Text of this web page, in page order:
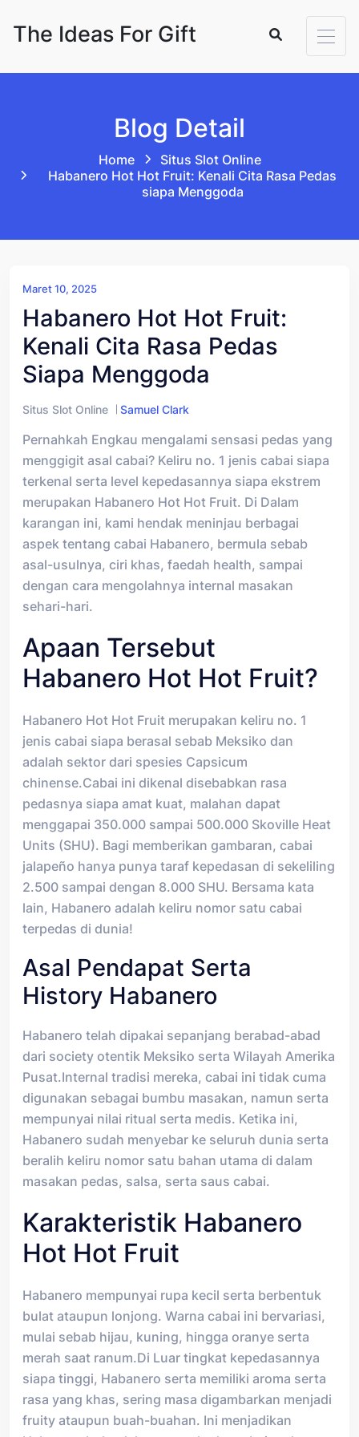
The Ideas For Gift
Blog Detail
Home
Situs Slot Online
Habanero Hot Hot Fruit: Kenali Cita Rasa Pedas
siapa Menggoda
Maret 10, 2025
Habanero Hot Hot Fruit:
Kenali Cita Rasa Pedas
Siapa Menggoda
Situs Slot Online Samuel Clark
Pernahkah Engkau mengalami sensasi pedas yang
menggigit asal cabai? Keliru no. 1 jenis cabai siapa
terkenal serta level kepedasannya siapa ekstrem
merupakan Habanero Hot Hot Fruit. Di Dalam
karangan ini, kami hendak meninjau berbagai
aspek tentang cabai Habanero, bermula sebab
asal-usulnya, ciri khas, faedah health, sampai
dengan cara mengolahnya internal masakan
sehari-hari.
Apaan Tersebut
Habanero Hot Hot Fruit?
Habanero Hot Hot Fruit merupakan keliru no. 1
jenis cabai siapa berasal sebab Meksiko dan
adalah sektor dari spesies Capsicum
chinense.Cabai ini dikenal disebabkan rasa
pedasnya siapa amat kuat, malahan dapat
menggapai 350.000 sampai 500.000 Skoville Heat
Units (SHU). Bagi memberikan gambaran, cabai
jalapeño hanya punya taraf kepedasan di sekeliling
2.500 sampai dengan 8.000 SHU. Bersama kata
lain, Habanero adalah keliru nomor satu cabai
terpedas di dunia!
Asal Pendapat Serta
History Habanero
Habanero telah dipakai sepanjang berabad-abad
dari society otentik Meksiko serta Wilayah Amerika
Pusat.Internal tradisi mereka, cabai ini tidak cuma
digunakan sebagai bumbu masakan, namun serta
mempunyai nilai ritual serta medis. Ketika ini,
Habanero sudah menyebar ke seluruh dunia serta
beralih keliru nomor satu bahan utama di dalam
masakan pedas, salsa, serta saus cabai.
Karakteristik Habanero
Hot Hot Fruit
Habanero mempunyai rupa kecil serta berbentuk
bulat ataupun lonjong. Warna cabai ini bervariasi,
mulai sebab hijau, kuning, hingga oranye serta
merah saat ranum.Di Luar tingkat kepedasannya
siapa tinggi, Habanero serta memiliki aroma serta
rasa yang khas, sering masa digambarkan menjadi
fruity ataupun buah-buahan. Ini menjadikan